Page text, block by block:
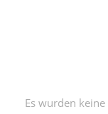
Es wurden